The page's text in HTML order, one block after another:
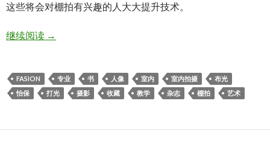
这些将会对棚拍有兴趣的人大大提升技术。
继续阅读棚拍布光人像摄影。值得收藏
→
FASION 专业 书 人像 室内 室内拍摄
布光
怡保
打光 摄影 收藏 教学 杂志 棚拍 艺术